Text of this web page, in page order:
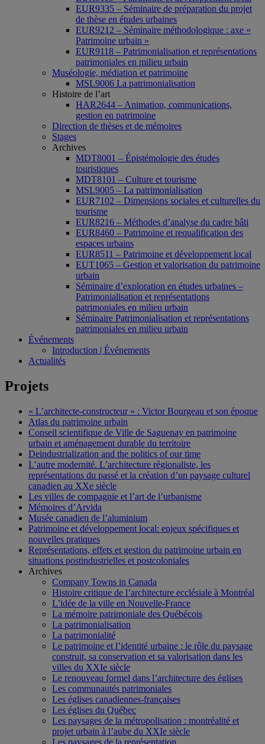
EUR9335 – Séminaire de préparation du projet
de thèse en études urbaines
EUR9212 – Séminaire méthodologique : axe «
Patrimoine urbain »
EUR9118 – Patrimonialisation et représentations
patrimoniales en milieu urbain
Muséologie, médiation et patrimoine
MSL9006 La patrimonialisation
Histoire de l’art
HAR2644 – Animation, communications,
gestion en patrimoine
Direction de thèses et de mémoires
Stages
Archives
MDT8001 – Épistémologie des études
touristiques
MDT8101 – Culture et tourisme
MSL9005 – La patrimonialisation
EUR7102 – Dimensions sociales et culturelles du
tourisme
EUR8216 – Méthodes d’analyse du cadre bâti
EUR8460 – Patrimoine et requalification des
espaces urbains
EUR8511 – Patrimoine et développement local
EUT1065 – Gestion et valorisation du patrimoine
urbain
Séminaire d’exploration en études urbaines –
Patrimonialisation et représentations
patrimoniales en milieu urbain
Séminaire Patrimonialisation et représentations
patrimoniales en milieu urbain
Événements
Introduction | Événements
Actualités
Projets
« L’architecte-constructeur » : Victor Bourgeau et son époque
Atlas du patrimoine urbain
Conseil scientifique de Ville de Saguenay en patrimoine
urbain et aménagement durable du territoire
Deindustrialization and the politics of our time
L’autre modernité. L’architecture régionaliste, les
représentations du passé et la création d’un paysage culturel
canadien au XXe siècle
Les villes de compagnie et l’art de l’urbanisme
Mémoires d’Arvida
Musée canadien de l’aluminium
Patrimoine et développement local: enjeux spécifiques et
nouvelles pratiques
Représentations, effets et gestion du patrimoine urbain en
situations postindustrielles et postcoloniales
Archives
Company Towns in Canada
Histoire critique de l’architecture ecclésiale à Montréal
L’idée de la ville en Nouvelle-France
La mémoire patrimoniale des Québécois
La patrimonialisation
La patrimonialité
Le patrimoine et l’identité urbaine : le rôle du paysage
construit, sa conservation et sa valorisation dans les
villes du XXIe siècle
Le renouveau formel dans l’architecture des églises
Les communautés patrimoniales
Les églises canadiennes-françaises
Les églises du Québec
Les paysages de la métropolisation : montréalité et
projet urbain à l’aube du XXIe siècle
Les paysages de la représentation